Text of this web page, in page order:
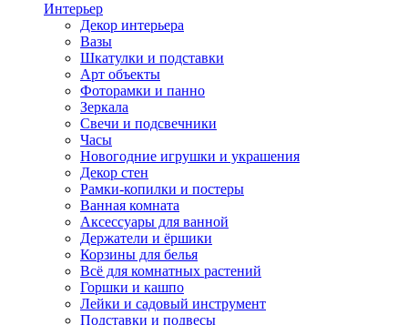
Интерьер
Декор интерьера
Вазы
Шкатулки и подставки
Арт объекты
Фоторамки и панно
Зеркала
Свечи и подсвечники
Часы
Новогодние игрушки и украшения
Декор стен
Рамки-копилки и постеры
Ванная комната
Аксессуары для ванной
Держатели и ёршики
Корзины для белья
Всё для комнатных растений
Горшки и кашпо
Лейки и садовый инструмент
Подставки и подвесы